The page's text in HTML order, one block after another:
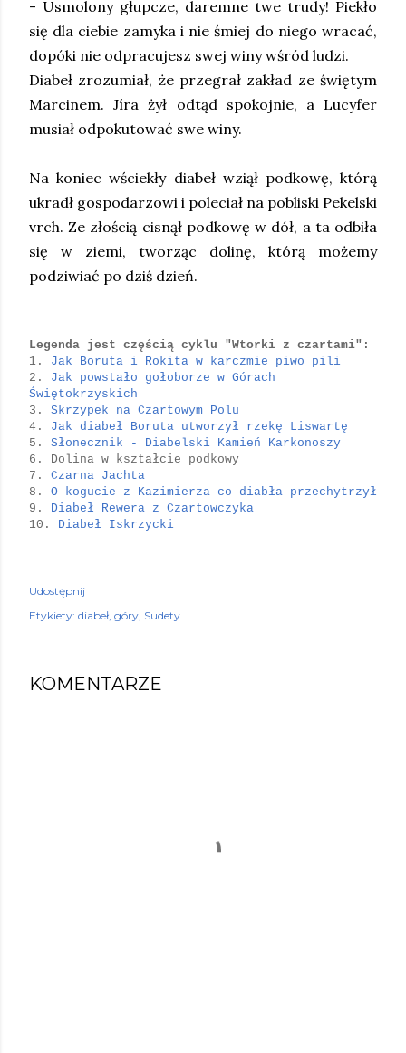
- Usmolony głupcze, daremne twe trudy! Piekło
się dla ciebie zamyka i nie śmiej do niego wracać,
dopóki nie odpracujesz swej winy wśród ludzi.
Diabeł zrozumiał, że przegrał zakład ze świętym
Marcinem.Jíra żył odtąd spokojnie, a Lucyfer
musiał odpokutować swe winy.
Na koniec wściekły diabeł wziął podkowę, którą
ukradł gospodarzowi i poleciał na pobliski Pekelski
vrch. Ze złością cisnął podkowę w dół, a ta odbiła
się w ziemi, tworząc dolinę, którą możemy
podziwiać po dziś dzień.
Legenda jest częścią cyklu "Wtorki z czartami":
1. Jak Boruta i Rokita w karczmie piwo pili
2. Jak powstało gołoborze w Górach
Świętokrzyskich
3. Skrzypek na Czartowym Polu
4. Jak diabeł Boruta utworzył rzekę Liswartę
5. Słonecznik - Diabelski Kamień Karkonoszy
6. Dolina w kształcie podkowy
7. Czarna Jachta
8. O kogucie z Kazimierza co diabła przechytrzył
9. Diabeł Rewera z Czartowczyka
10. Diabeł Iskrzycki
Udostępnij
Etykiety: diabeł góry Sudety
KOMENTARZE